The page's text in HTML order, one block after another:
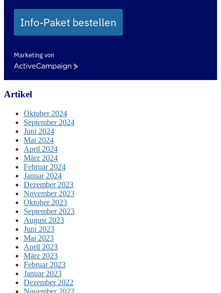
Info-Paket bestellen
Marketing von
ActiveCampaign
Artikel
Oktober 2024
September 2024
Juni 2024
Mai 2024
April 2024
März 2024
Februar 2024
Januar 2024
Dezember 2023
November 2023
Oktober 2023
September 2023
August 2023
Juni 2023
Mai 2023
April 2023
März 2023
Februar 2023
Januar 2023
Dezember 2022
November 2022